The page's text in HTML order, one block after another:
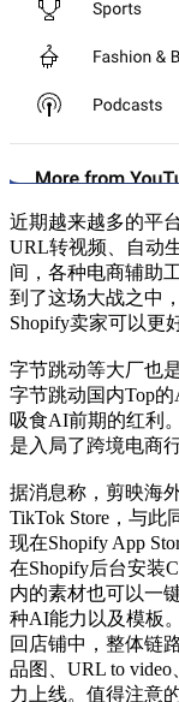
近期越来越多的平
URL转视频、自动
间，各种电商辅助
到了这场大战之中
Shopify卖家可以更
字节跳动等大厂也
字节跳动国内Top
吸食AI前期的红利
是入局了跨境电商
据消息称，剪映海
TikTok Store，与此
现在Shopify App
在Shopify后台安装
内的素材也可以一
种AI能力以及模板
回店铺中，整体链
品图、URL to
力上线。值得注意